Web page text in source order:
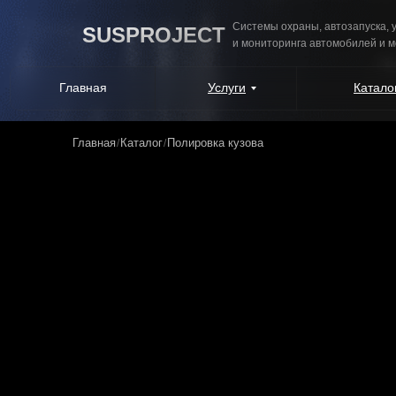
Системы охраны, автозапуска,
и мониторинга автомобилей и
SUSPROJECT
Главная Услуги
Главная/ Каталог/ Полировка кузова